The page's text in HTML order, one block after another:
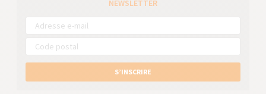
NEWSLETTER
S’INSCRIRE